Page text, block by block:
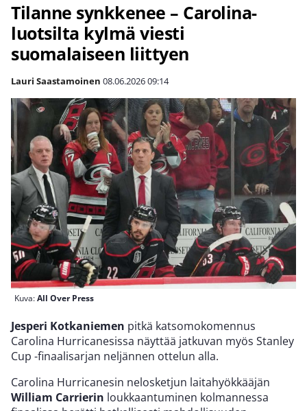
Tilanne synkkenee – Carolina-
luotsilta kylmä viesti
suomalaiseen liittyen
Lauri Saastamoinen 08.06.202609:14
Kuva:All Over Press
Jesperi Kotkaniemen pitkä katsomokomennus
Carolina Hurricanesissa näyttää jatkuvan myös Stanley
Cup -finaalisarjan neljännen ottelun alla.
Carolina Hurricanesin nelosketjun laitahyökkääjän
William Carrierin loukkaantuminen kolmannessa